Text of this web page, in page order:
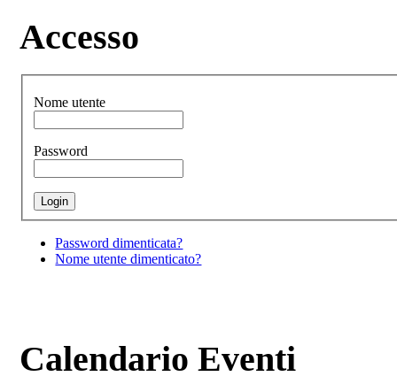
Accesso
Nome utente
Password
Password dimenticata?
Nome utente dimenticato?
Calendario Eventi